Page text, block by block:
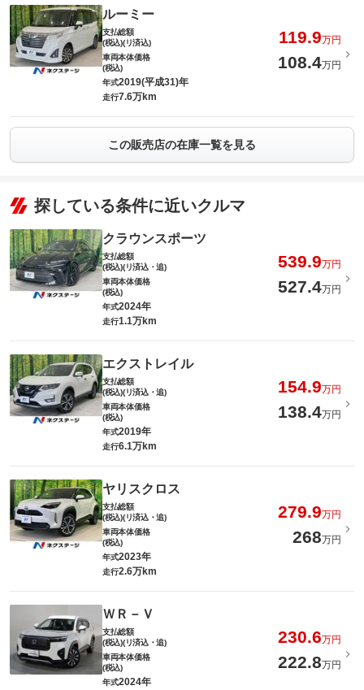
ルーミー
支払総額
(税込)(リ済込)
119.9万円
車両本体価格
(税込)
108.4万円
年式2019(平成31)年
走行7.6万km
この販売店の在庫一覧を見る
探している条件に近いクルマ
クラウンスポーツ
支払総額
(税込)(リ済込・追)
539.9万円
車両本体価格
(税込)
527.4万円
年式2024年
走行1.1万km
エクストレイル
支払総額
(税込)(リ済込・追)
154.9万円
車両本体価格
(税込)
138.4万円
年式2019年
走行6.1万km
ヤリスクロス
支払総額
(税込)(リ済込・追)
279.9万円
車両本体価格
(税込)
268万円
年式2023年
走行2.6万km
ＷＲ－Ｖ
支払総額
(税込)(リ済込・追)
230.6万円
車両本体価格
(税込)
222.8万円
年式2024年